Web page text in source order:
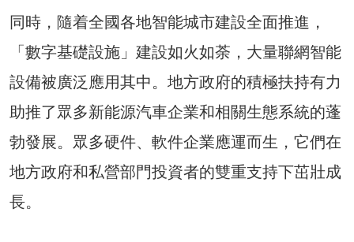
同時，隨着全國各地智能城市建設全面推進，
「數字基礎設施」建設如火如荼，大量聯網智能
設備被廣泛應用其中。地方政府的積極扶持有力
助推了眾多新能源汽車企業和相關生態系統的蓬
勃發展。眾多硬件、軟件企業應運而生，它們在
地方政府和私營部門投資者的雙重支持下茁壯成
長。